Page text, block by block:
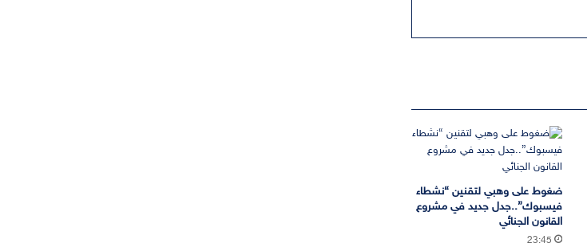
ضغوط على وهبي لتقنين “نشطاء
فيسبوك”..جدل جديد في مشروع
القانون الجنائي
23:45